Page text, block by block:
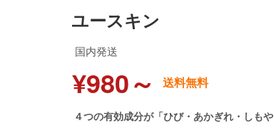
ユースキン
国内発送
¥980～ 送料無料
４つの有効成分が「ひび・あかぎれ・しも